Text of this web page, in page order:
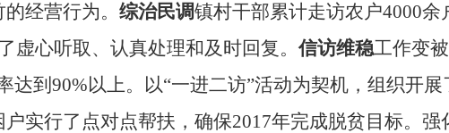
经营行为。 综治民调镇村干部累计走访农户4000余
虚心听取、认真处理和及时回复。信访维稳工作变
达到 90%以上。以“一进二访”活动为契机，组织开展
户实行了点对点帮扶，确保2017年完成脱贫目标。强